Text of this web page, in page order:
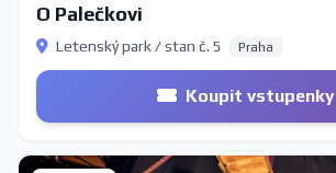
O Palečkovi
Letenský park / stan č. 5 Praha
Koupit vstupenky